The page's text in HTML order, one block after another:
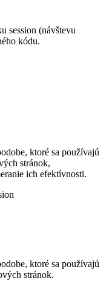
session (návštevu
kódu.
ktoré sa používajú
stránok,
ich efektívnosti.
ktoré sa používajú
stránok.